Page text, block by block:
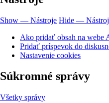
Show — Nástroje Hide —
Ako pridať obsah na webe
Pridať príspevok do
Nastavenie cookies
Súkromné správy
Všetky správy